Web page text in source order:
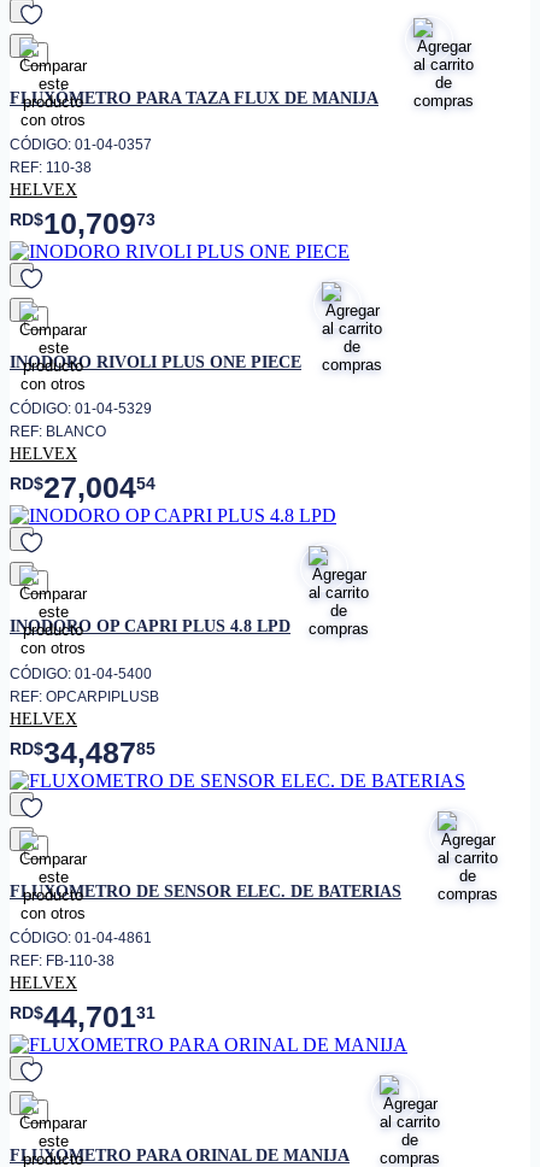
favorito
FLUXÓMETRO PARA TAZA FLUX DE MANIJA
CÓDIGO: 01-04-0357
REF: 110-38
HELVEX
RD$10,70973
favorito
INODORO RIVOLI PLUS ONE PIECE
CÓDIGO: 01-04-5329
REF: BLANCO
HELVEX
RD$27,00454
favorito
INODORO OP CAPRI PLUS 4.8 LPD
CÓDIGO: 01-04-5400
REF: OPCARPIPLUSB
HELVEX
RD$34,48785
favorito
FLUXOMETRO DE SENSOR ELEC. DE BATERIAS
CÓDIGO: 01-04-4861
REF: FB-110-38
HELVEX
RD$44,70131
favorito
FLUXOMETRO PARA ORINAL DE MANIJA